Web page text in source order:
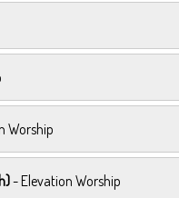
Worship
- Elevation Worship